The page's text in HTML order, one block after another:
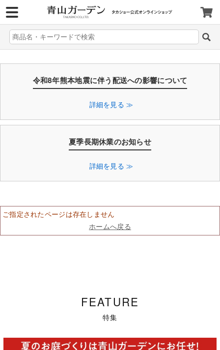
令和8年熊本地震に伴う配送への影響について
詳細を見る ≫
夏季長期休業のお知らせ
詳細を見る ≫
ご指定されたページは存在しません
ホームへ戻る
FEATURE
特集